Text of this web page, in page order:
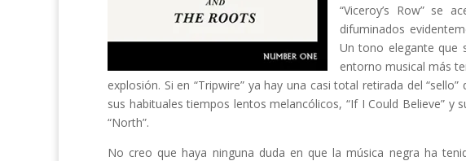
“Viceroy’s Row” se
difuminados
Un tono elegante que
entorno musical más
explosión. Si en “Tripwire” ya hay una casi total retirada del
sus habituales tiempos lentos melancólicos, “If I Could Believe” y
“North”.
No creo que haya ninguna duda en que la música negra ha